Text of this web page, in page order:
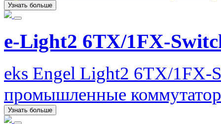
Узнать больше
e-Light2 6TX/1FX-
eks Engel Light2 6TX/1FX-
промышленные
Узнать больше